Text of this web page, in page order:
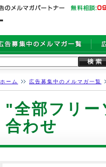
ホーム 広告募集中のメルマガ一覧
"全部フリー
合わせ